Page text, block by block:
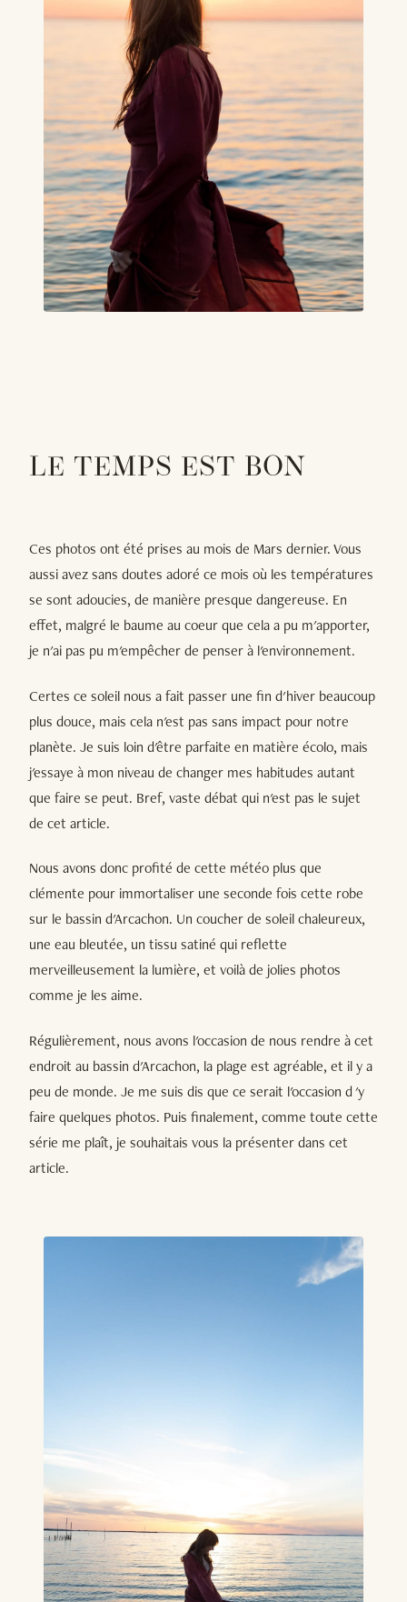
LE TEMPS EST BON
Ces photos ont été prises au mois de Mars dernier. Vous
aussi avez sans doutes adoré ce mois où les températures
se sont adoucies, de manière presque dangereuse. En
effet, malgré le baume au coeur que cela a pu m'apporter,
je n'ai pas pu m'empêcher de penser à l'environnement.
Certes ce soleil nous a fait passer une fin d'hiver beaucoup
plus douce, mais cela n'est pas sans impact pour notre
planète. Je suis loin d'être parfaite en matière écolo, mais
j'essaye à mon niveau de changer mes habitudes autant
que faire se peut. Bref, vaste débat qui n'est pas le sujet
de cet article.
Nous avons donc profité de cette météo plus que
clémente pour immortaliser une seconde fois cette robe
sur le bassin d'Arcachon. Un coucher de soleil chaleureux,
une eau bleutée, un tissu satiné qui reflette
merveilleusement la lumière, et voilà de jolies photos
comme je les aime.
Régulièrement, nous avons l'occasion de nous rendre à cet
endroit au bassin d'Arcachon, la plage est agréable, et il y a
peu de monde. Je me suis dis que ce serait l'occasion d 'y
faire quelques photos. Puis finalement, comme toute cette
série me plaît, je souhaitais vous la présenter dans cet
article.